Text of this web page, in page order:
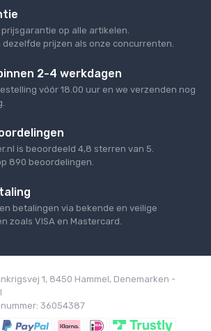
op alle artikelen.
dezelfde prijzen als onze concurrenten.
2-4 werkdagen
vóór 18.00 uur en we verzenden nog
is beoordeeld 4,8 sterren van 5
890 beoordelingen.
betalingen via bekende en veilige
zoals VISA en Mastercard.
1, 8450 Hammel, Denemarken -
36054387